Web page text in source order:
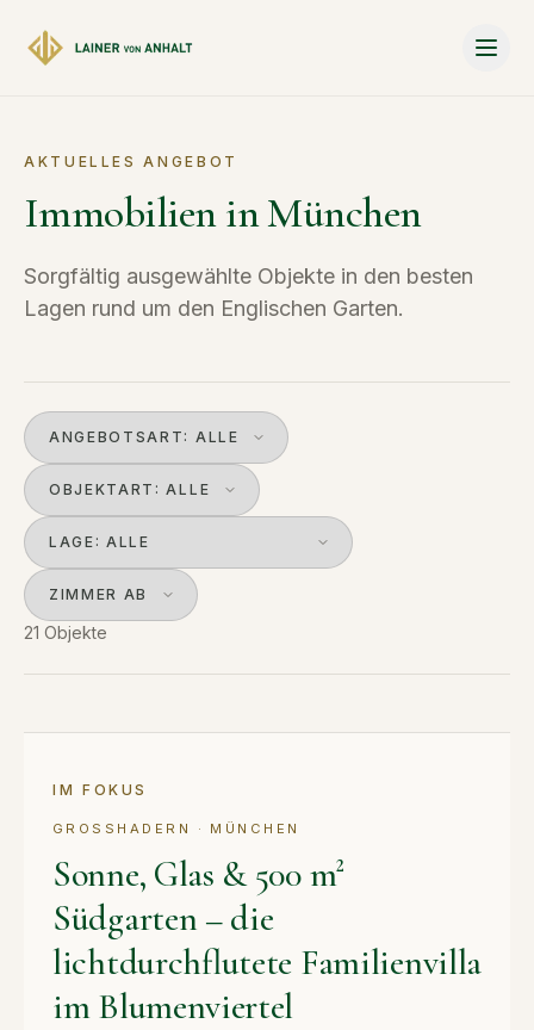
AKTUELLES ANGEBOT
Immobilien in München
Sorgfältig ausgewählte Objekte in den besten
Lagen rund um den Englischen Garten.
21 Objekte
IM FOKUS
GROSSHADERN · MÜNCHEN
Sonne, Glas & 500 m²
Südgarten – die
lichtdurchflutete Familienvilla
im Blumenviertel